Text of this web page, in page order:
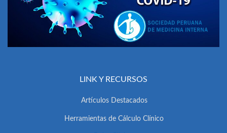
LINK Y RECURSOS
Artículos Destacados
Herramientas de Cálculo Clínico